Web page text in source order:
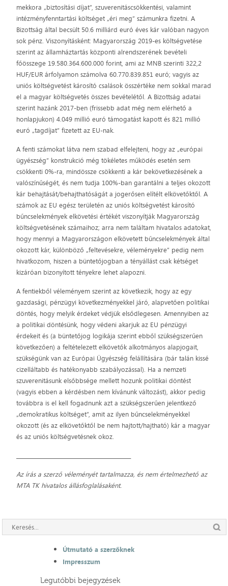
mekkora „biztosítási díjat”, szuverenitáscsökkentési, valamint
intézményfenntartási költséget „éri meg” számunkra fizetni. A
Bizottság által becsült 50.6 milliárd euró éves kár valóban nagyon
sok pénz. Viszonyításként: Magyarország 2019-es költségvetése
szerint az államháztartás központi alrendszerének bevételi
főösszege 19.580.364.600.000 forint, ami az MNB szerinti 322,2
HUF/EUR árfolyamon számolva 60.770.839.851 euró; vagyis az
uniós költségvetést károsító csalások összértéke nem sokkal marad
el a magyar költségvetés összes bevételétől. A Bizottság adatai
szerint hazánk 2017-ben (frissebb adat még nem elérhető a
honlapjukon) 4.049 millió euró támogatást kapott és 821 millió
euró „tagdíjat” fizetett az EU-nak.
A fenti számokat látva nem szabad elfelejteni, hogy az „európai
ügyészség” konstrukció még tökéletes működés esetén sem
csökkenti 0%-ra, mindössze csökkenti a kár bekövetkezésének a
valószínűségét, és nem tudja 100%-ban garantálni a teljes okozott
kár behajtását/behajthatóságát a jogerősen elítélt elkövetőktől. A
számok az EU egész területén az uniós költségvetést károsító
bűncselekmények elkövetési értékét viszonyítják Magyarország
költségvetésének számaihoz; arra nem találtam hivatalos adatokat,
hogy mennyi a Magyarországon elkövetett bűncselekmények által
okozott kár, különböző „feltevésekre, véleményekre” pedig nem
hivatkozom, hiszen a büntetőjogban a tényállást csak kétséget
kizáróan bizonyított tényekre lehet alapozni.
A fentiekből véleményem szerint az következik, hogy az egy
gazdasági, pénzügyi következményekkel járó, alapvetően politikai
döntés, hogy melyik érdeket védjük elsődlegesen. Amennyiben az
a politikai döntésünk, hogy védeni akarjuk az EU pénzügyi
érdekeit és (a büntetőjog logikája szerint ebből szükségszerűen
következően) a feltételezett elkövetők alkotmányos alapjogait,
szükségünk van az Európai Ügyészség felállítására (bár talán kissé
cizelláltabb és hatékonyabb szabályozással). Ha a nemzeti
szuverenitásunk elsőbbsége mellett hozunk politikai döntést
(vagyis ebben a kérdésben nem kívánunk változást), akkor pedig
továbbra is el kell fogadnunk azt a szükségszerűen jelentkező
„demokratikus költséget”, amit az ilyen bűncselekményekkel
okozott (és az elkövetőktől be nem hajtott/hajtható) kár a magyar
és az uniós költségvetésnek okoz.
Az írás a szerző véleményét tartalmazza, és nem értelmezhető az
MTA TK hivatalos állásfoglalásaként.
Útmutató a szerzőknek
Impresszum
Legutóbbi bejegyzések